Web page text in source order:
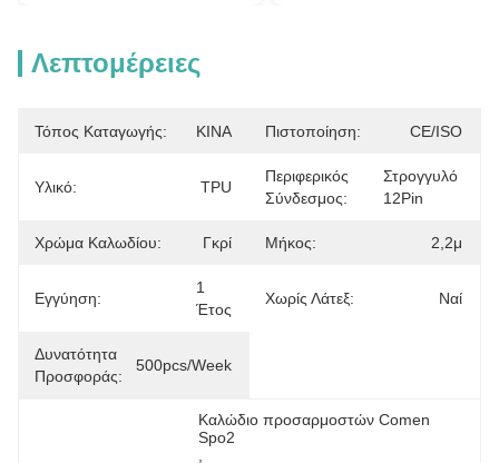
Λεπτομέρειες
Τόπος Καταγωγής: ΚΙΝΑ Πιστοποίηση: CE/ISO
Υλικό: TPU
Περιφερικός
Σύνδεσμος:
Στρογγυλό
12Pin
Χρώμα Καλωδίου: Γκρί Μήκος: 2,2μ
Εγγύηση:
1
Έτος
Χωρίς Λάτεξ: Ναί
Δυνατότητα
Προσφοράς:
500pcs/week
Καλώδιο προσαρμοστών Comen
Spo2